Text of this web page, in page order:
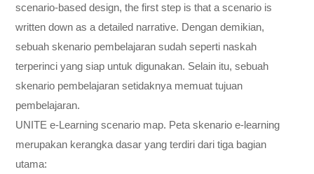
scenario-based design, the first step is that a scenario is
written down as a detailed narrative. Dengan demikian,
sebuah skenario pembelajaran sudah seperti naskah
terperinci yang siap untuk digunakan. Selain itu, sebuah
skenario pembelajaran setidaknya memuat tujuan
pembelajaran.
UNITE e-Learning scenario map. Peta skenario e-learning
merupakan kerangka dasar yang terdiri dari tiga bagian
utama: